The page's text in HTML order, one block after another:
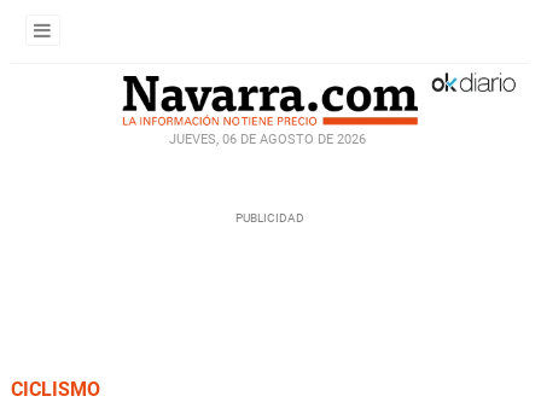
JUEVES, 06 DE AGOSTO DE 2026
CICLISMO